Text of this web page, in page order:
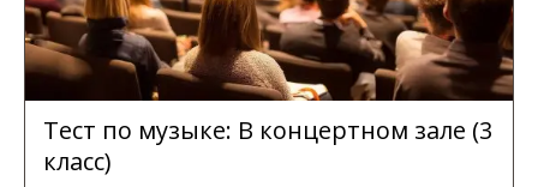
Тест по музыке: В концертном зале (3
класс)